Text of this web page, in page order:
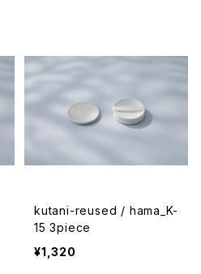
kutani-reused / hama_K-
15 3piece
¥1,320